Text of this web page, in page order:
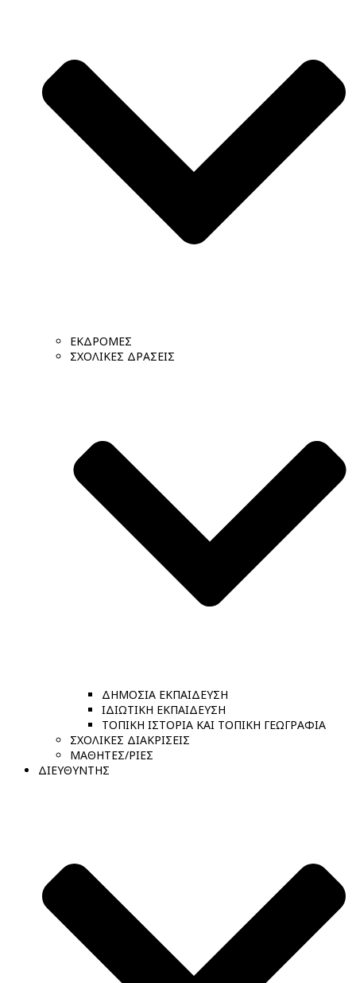
ΕΚΔΡΟΜΕΣ
ΣΧΟΛΙΚΕΣ ΔΡΑΣΕΙΣ
ΔΗΜΟΣΙΑ ΕΚΠΑΙΔΕΥΣΗ
ΙΔΙΩΤΙΚΗ ΕΚΠΑΙΔΕΥΣΗ
ΤΟΠΙΚΗ ΙΣΤΟΡΙΑ ΚΑΙ ΤΟΠΙΚΗ ΓΕΩΓΡΑΦΙΑ
ΣΧΟΛΙΚΕΣ ΔΙΑΚΡΙΣΕΙΣ
ΜΑΘΗΤΕΣ/ΡΙΕΣ
ΔΙΕΥΘΥΝΤΗΣ